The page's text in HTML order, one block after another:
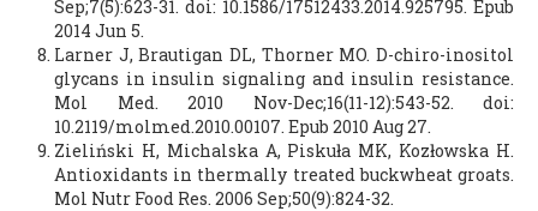
Sep;7(5):623-31. doi: 10.1586/17512433.2014.925795. Epub
2014 Jun 5.
Larner J, Brautigan DL, Thorner MO. D-chiro-inositol
glycans in insulin signaling and insulin resistance.
Mol Med. 2010 Nov-Dec;16(11-12):543-52. doi:
10.2119/molmed.2010.00107. Epub 2010 Aug 27.
Zieliński H, Michalska A, Piskuła MK, Kozłowska H.
Antioxidants in thermally treated buckwheat groats.
Mol Nutr Food Res. 2006 Sep;50(9):824-32.